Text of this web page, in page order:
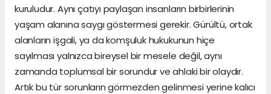
kuruludur. Aynı çatıyı paylaşan insanların birbirlerinin
yaşam alanına saygı göstermesi gerekir. Gürültü, ortak
alanların işgali, ya da komşuluk hukukunun hiçe
sayılması yalnızca bireysel bir mesele değil, aynı
zamanda toplumsal bir sorundur ve ahlaki bir olaydır.
Artık bu tür sorunların görmezden gelinmesi yerine kalıcı